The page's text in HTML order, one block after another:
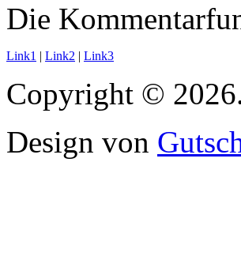
Die
Link1 | Link2 | Link3
Copyright ©
Design von